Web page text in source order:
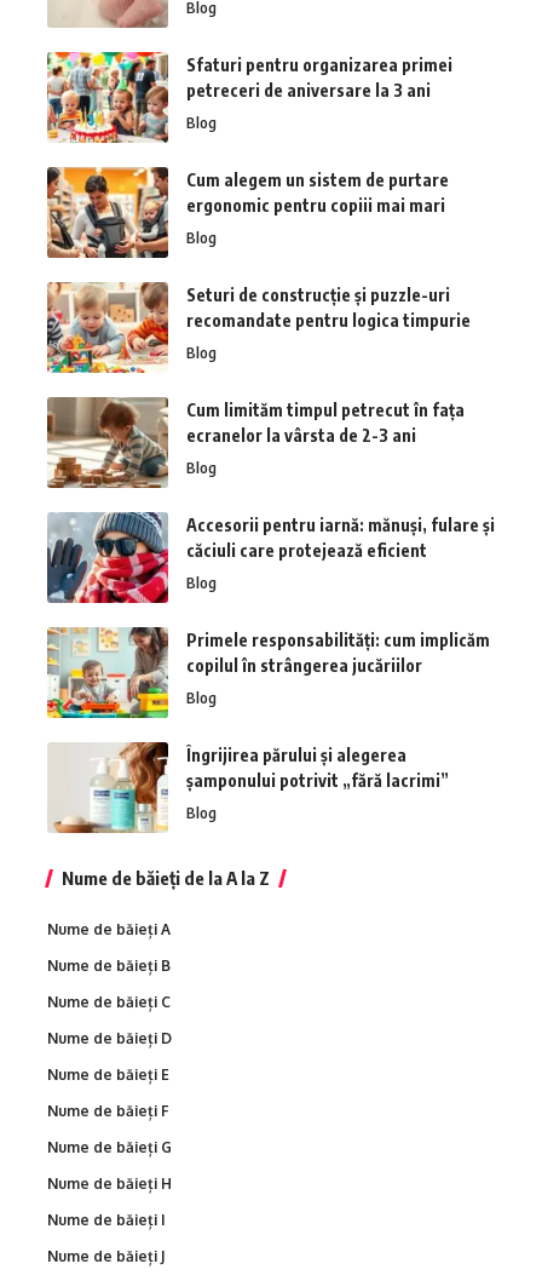
Blog
Sfaturi pentru organizarea primei
petreceri de aniversare la 3 ani
Blog
Cum alegem un sistem de purtare
ergonomic pentru copiii mai mari
Blog
Seturi de construcție și puzzle-uri
recomandate pentru logica timpurie
Blog
Cum limităm timpul petrecut în fața
ecranelor la vârsta de 2-3 ani
Blog
Accesorii pentru iarnă: mănuși, fulare și
căciuli care protejează eficient
Blog
Primele responsabilități: cum implicăm
copilul în strângerea jucăriilor
Blog
Îngrijirea părului și alegerea
șamponului potrivit „fără lacrimi”
Blog
Nume de băieți de la A la Z
Nume de băieți A
Nume de băieți B
Nume de băieți C
Nume de băieți D
Nume de băieți E
Nume de băieți F
Nume de băieți G
Nume de băieți H
Nume de băieți I
Nume de băieți J